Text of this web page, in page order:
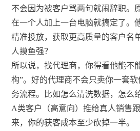
不会因为被客户骂两句就闹辞职。
在一个人加上一台电脑就搞定了。
精准投放，获取更高质量的客户名
人摸鱼强？
所以说，找代理商，你得看他能不
构”。好的代理商不会只卖你一套
务流程。比如怎么清洗数据，怎么
A类客户（高意向）推给真人销售
来，你的获客成本至少砍掉一半。